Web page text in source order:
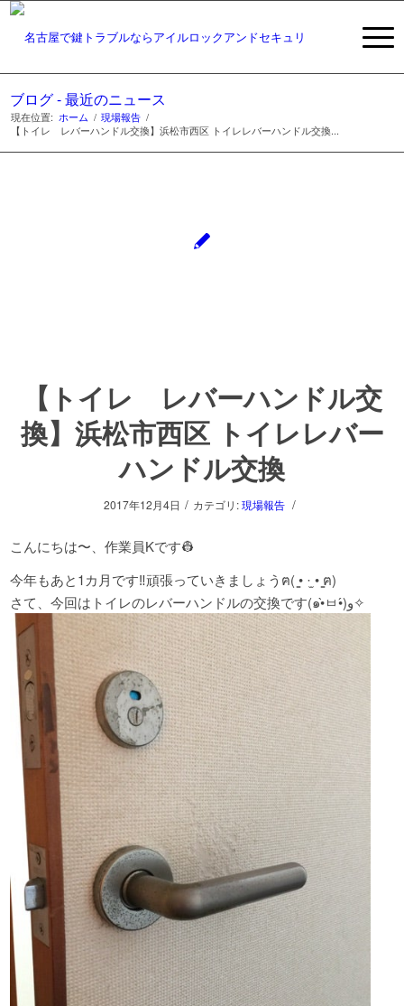
ブログ - 最近のニュース
現在位置: ホーム / 現場報告 /
【トイレ レバーハンドル交換】浜松市西区 トイレレバーハンドル交換...
【トイレ レバーハンドル交
換】浜松市西区 トイレレバー
ハンドル交換
2017年12月4日 / カテゴリ:現場報告 /
こんにちは〜、作業員Kです👷
今年もあと1カ月です‼頑張っていきましょうฅ( ̳• ·̫ • ̳ฅ)
さて、今回はトイレのレバーハンドルの交換です(๑•̀ㅂ•́)و✧